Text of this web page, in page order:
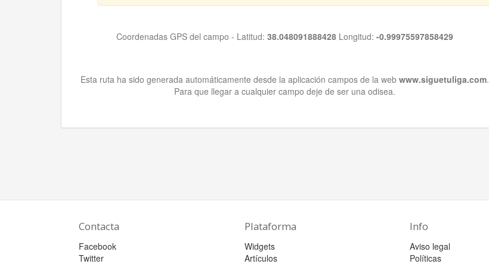
Coordenadas GPS del campo - Latitud: 38.048091888428Longitud: -0.99975597858429
Esta ruta ha sido generada automáticamente desde la aplicación campos de la web www.siguetuliga.com.
Para que llegar a cualquier campo deje de ser una odisea.
Contacta
Facebook
Twitter
Plataforma
Widgets
Artículos
Info
Aviso legal
Políticas